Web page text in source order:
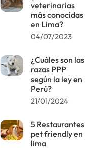
veterinarias
más conocidas
en Lima?
04/07/2023
¿Cuáles son las
razas PPP
según la ley en
Perú?
21/01/2024
5 Restaurantes
pet friendly en
lima